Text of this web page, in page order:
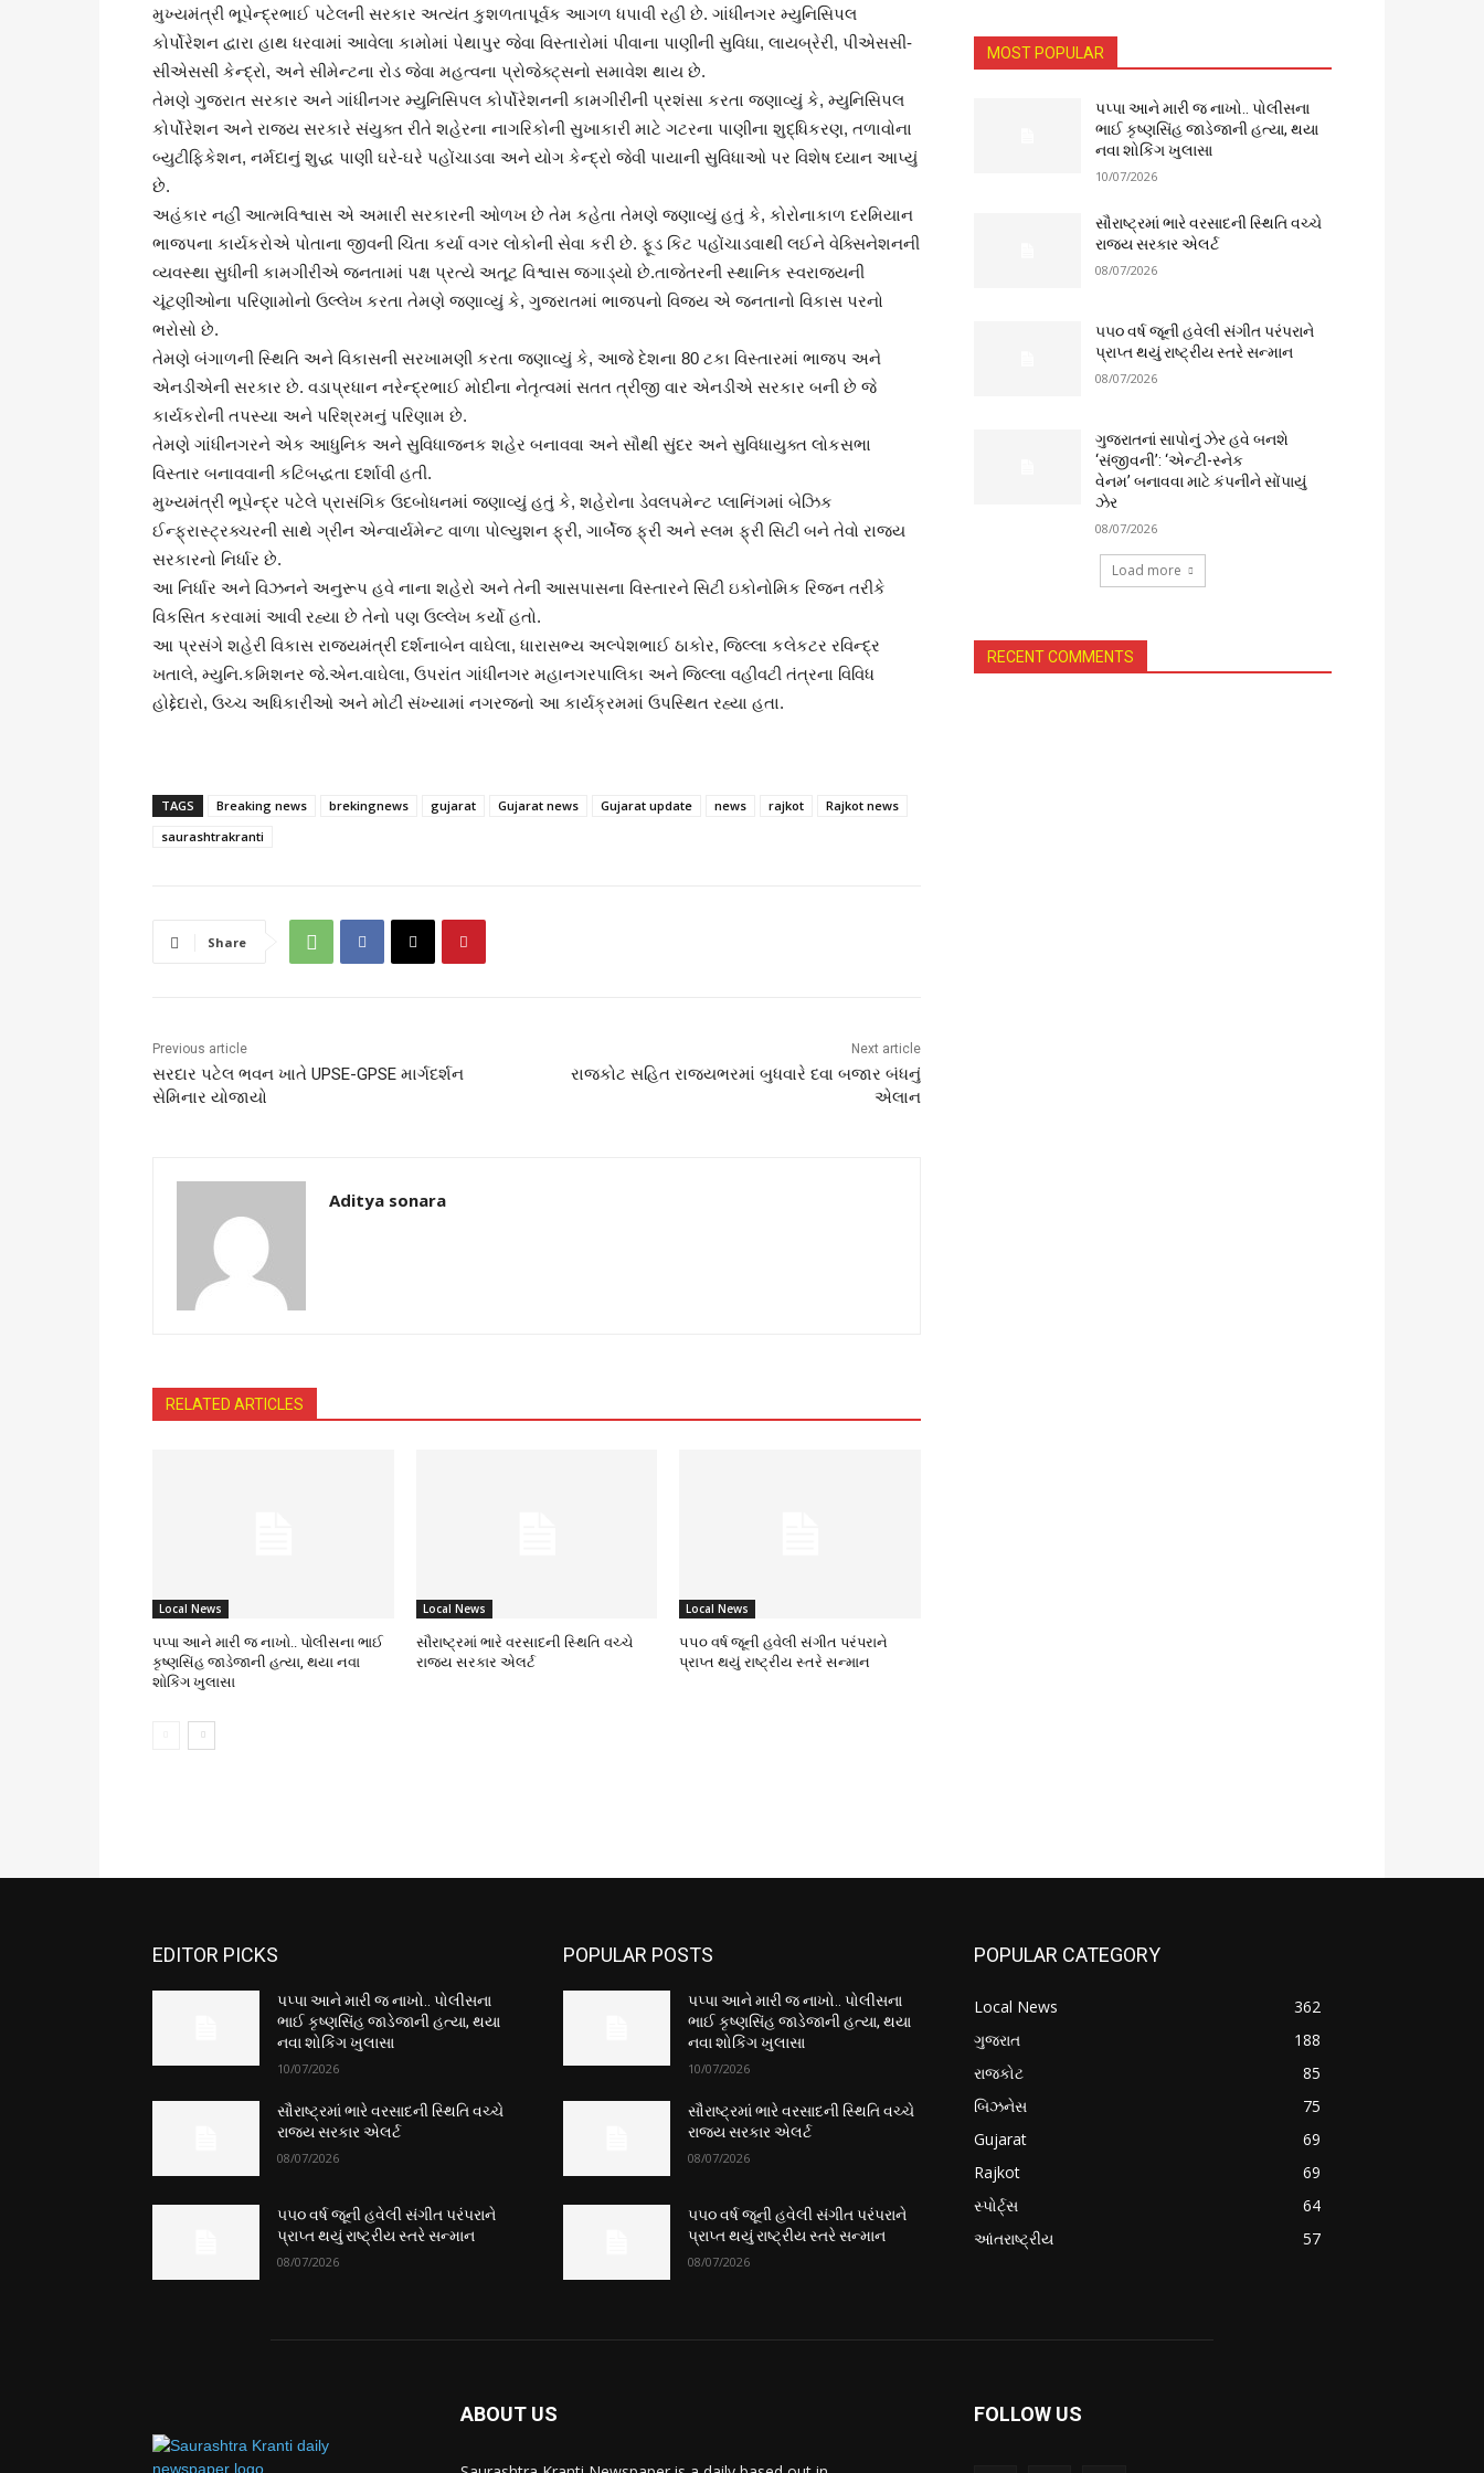
મુખ્યમંત્રી ભૂપેન્દ્રભાઈ પટેલની સરકાર અત્યંત કુશળતાપૂર્વક આગળ ધપાવી રહી છે. ગાંધીનગર મ્યુનિસિપલ
કોર્પોરેશન દ્વારા હાથ ધરવામાં આવેલા કામોમાં પેથાપુર જેવા વિસ્તારોમાં પીવાના પાણીની સુવિધા, લાયબ્રેરી, પીએસસી-
સીએસસી કેન્દ્રો, અને સીમેન્ટના રોડ જેવા મહત્વના પ્રોજેક્ટ્સનો સમાવેશ થાય છે.
તેમણે ગુજરાત સરકાર અને ગાંધીનગર મ્યુનિસિપલ કોર્પોરેશનની કામગીરીની પ્રશંસા કરતા જણાવ્યું કે, મ્યુનિસિપલ
કોર્પોરેશન અને રાજ્ય સરકારે સંયુક્ત રીતે શહેરના નાગરિકોની સુખાકારી માટે ગટરના પાણીના શુદ્ધિકરણ, તળાવોના
બ્યુટીફિકેશન, નર્મદાનું શુદ્ધ પાણી ઘરે-ઘરે પહોંચાડવા અને યોગ કેન્દ્રો જેવી પાયાની સુવિધાઓ પર વિશેષ ધ્યાન આપ્યું
છે.
અહંકાર નહીં આત્મવિશ્વાસ એ અમારી સરકારની ઓળખ છે તેમ કહેતા તેમણે જણાવ્યું હતું કે, કોરોનાકાળ દરમિયાન
ભાજપના કાર્યકરોએ પોતાના જીવની ચિંતા કર્યા વગર લોકોની સેવા કરી છે. ફૂડ કિટ પહોંચાડવાથી લઈને વેક્સિનેશનની
વ્યવસ્થા સુધીની કામગીરીએ જનતામાં પક્ષ પ્રત્યે અતૂટ વિશ્વાસ જગાડ્યો છે.તાજેતરની સ્થાનિક સ્વરાજ્યની
ચૂંટણીઓના પરિણામોનો ઉલ્લેખ કરતા તેમણે જણાવ્યું કે, ગુજરાતમાં ભાજપનો વિજય એ જનતાનો વિકાસ પરનો
ભરોસો છે.
તેમણે બંગાળની સ્થિતિ અને વિકાસની સરખામણી કરતા જણાવ્યું કે, આજે દેશના 80 ટકા વિસ્તારમાં ભાજપ અને
એનડીએની સરકાર છે. વડાપ્રધાન નરેન્દ્રભાઈ મોદીના નેતૃત્વમાં સતત ત્રીજી વાર એનડીએ સરકાર બની છે જે
કાર્યકરોની તપસ્યા અને પરિશ્રમનું પરિણામ છે.
તેમણે ગાંધીનગરને એક આધુનિક અને સુવિધાજનક શહેર બનાવવા અને સૌથી સુંદર અને સુવિધાયુક્ત લોકસભા
વિસ્તાર બનાવવાની કટિબદ્ધતા દર્શાવી હતી.
મુખ્યમંત્રી ભૂપેન્દ્ર પટેલે પ્રાસંગિક ઉદબોધનમાં જણાવ્યું હતું કે, શહેરોના ડેવલપમેન્ટ પ્લાનિંગમાં બેઝિક
ઈન્ફ્રાસ્ટ્રક્ચરની સાથે ગ્રીન એન્વાર્યમેન્ટ વાળા પોલ્યુશન ફ્રી, ગાર્બેજ ફ્રી અને સ્લમ ફ્રી સિટી બને તેવો રાજ્ય
સરકારનો નિર્ધાર છે.
આ નિર્ધાર અને વિઝનને અનુરૂપ હવે નાના શહેરો અને તેની આસપાસના વિસ્તારને સિટી ઇકોનોમિક રિજન તરીકે
વિકસિત કરવામાં આવી રહ્યા છે તેનો પણ ઉલ્લેખ કર્યો હતો.
આ પ્રસંગે શહેરી વિકાસ રાજ્યમંત્રી દર્શનાબેન વાઘેલા, ધારાસભ્ય અલ્પેશભાઈ ઠાકોર, જિલ્લા કલેકટર રવિન્દ્ર
ખતાલે, મ્યુનિ.કમિશનર જે.એન.વાઘેલા, ઉપરાંત ગાંધીનગર મહાનગરપાલિકા અને જિલ્લા વહીવટી તંત્રના વિવિધ
હોદ્દેદારો, ઉચ્ચ અધિકારીઓ અને મોટી સંખ્યામાં નગરજનો આ કાર્યક્રમમાં ઉપસ્થિત રહ્યા હતા.
TAGS Breaking news brekingnews gujarat Gujarat news Gujarat update news rajkot
Rajkot news
saurashtrakranti
Share
Previous article
સરદાર પટેલ ભવન ખાતે UPSE-GPSE માર્ગદર્શન
સેમિનાર યોજાયો
Next article
રાજકોટ સહિત રાજ્યભરમાં બુધવારે દવા બજાર બંધનું
એલાન
Aditya sonara
RELATED ARTICLES
Local News
પપ્પા આને મારી જ નાખો.. પોલીસના ભાઈ
કૃષ્ણસિંહ જાડેજાની હત્યા, થયા નવા
શોકિંગ ખુલાસા
Local News
સૌરાષ્ટ્રમાં ભારે વરસાદની સ્થિતિ વચ્ચે
રાજ્ય સરકાર એલર્ટ
Local News
૫૫૦ વર્ષ જૂની હવેલી સંગીત પરંપરાને
પ્રાપ્ત થયું રાષ્ટ્રીય સ્તરે સન્માન
MOST POPULAR
પપ્પા આને મારી જ નાખો.. પોલીસના
ભાઈ કૃષ્ણસિંહ જાડેજાની હત્યા, થયા
નવા શોકિંગ ખુલાસા
10/07/2026
સૌરાષ્ટ્રમાં ભારે વરસાદની સ્થિતિ વચ્ચે
રાજ્ય સરકાર એલર્ટ
08/07/2026
૫૫૦ વર્ષ જૂની હવેલી સંગીત પરંપરાને
પ્રાપ્ત થયું રાષ્ટ્રીય સ્તરે સન્માન
08/07/2026
ગુજરાતનાં સાપોનું ઝેર હવે બનશે
‘સંજીવની’: ‘એન્ટી-સ્નેક
વેનમ’ બનાવવા માટે કંપનીને સોંપાયું
ઝેર
08/07/2026
Load more
RECENT COMMENTS
EDITOR PICKS
પપ્પા આને મારી જ નાખો.. પોલીસના
ભાઈ કૃષ્ણસિંહ જાડેજાની હત્યા, થયા
નવા શોકિંગ ખુલાસા
10/07/2026
સૌરાષ્ટ્રમાં ભારે વરસાદની સ્થિતિ વચ્ચે
રાજ્ય સરકાર એલર્ટ
08/07/2026
૫૫૦ વર્ષ જૂની હવેલી સંગીત પરંપરાને
પ્રાપ્ત થયું રાષ્ટ્રીય સ્તરે સન્માન
08/07/2026
POPULAR POSTS
પપ્પા આને મારી જ નાખો.. પોલીસના
ભાઈ કૃષ્ણસિંહ જાડેજાની હત્યા, થયા
નવા શોકિંગ ખુલાસા
10/07/2026
સૌરાષ્ટ્રમાં ભારે વરસાદની સ્થિતિ વચ્ચે
રાજ્ય સરકાર એલર્ટ
08/07/2026
૫૫૦ વર્ષ જૂની હવેલી સંગીત પરંપરાને
પ્રાપ્ત થયું રાષ્ટ્રીય સ્તરે સન્માન
08/07/2026
POPULAR CATEGORY
Local News
362
ગુજરાત
188
રાજકોટ
85
બિઝનેસ
75
Gujarat
69
Rajkot
69
સ્પોર્ટ્સ
64
આંતરાષ્ટ્રીય
57
ABOUT US FOLLOW US